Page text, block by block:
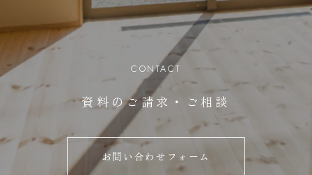
CONTACT
資料のご請求・ご相談
お問い合わせフォーム